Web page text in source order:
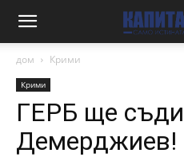
дом Крими
Крими
ГЕРБ ще
Демерджиев!